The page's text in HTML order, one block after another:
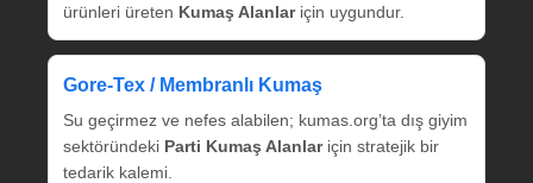
ürünleri üreten Kumaş Alanlariçin uygundur.
Gore‑Tex / Membranlı Kumaş
Su geçirmez ve nefes alabilen; kumas.org’ta dış giyim
sektöründeki Parti Kumaş Alanlariçin stratejik bir
tedarik kalemi.